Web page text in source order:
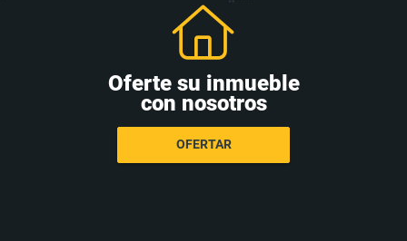
Oferte su inmueble
con nosotros
OFERTAR